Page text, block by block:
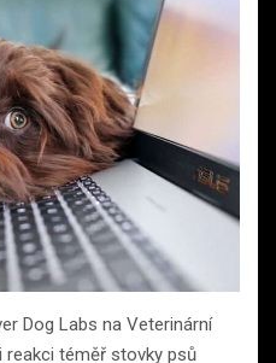
Dog Labs na Veterinární
reakci téměř stovky psů